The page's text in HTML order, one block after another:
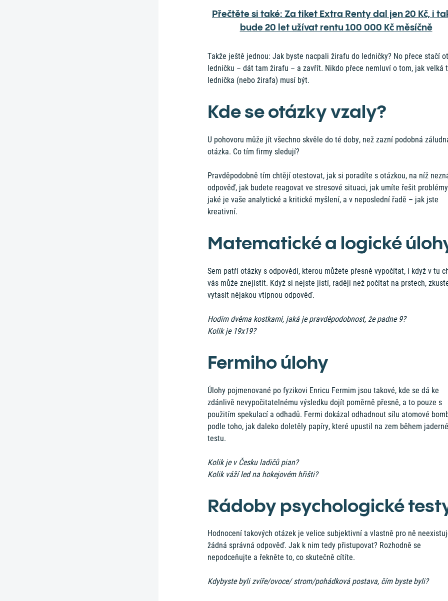
Přečtěte si také: Za tiket Extra Renty dal jen 20 Kč, i
bude 20 let užívat rentu 100 000 Kč měsíčně
Takže ještě jednou: Jak byste nacpali žirafu do ledničky? No přece stačí
ledničku – dát tam žirafu – a zavřít. Nikdo přece nemluví o tom, jak velká
lednička (nebo žirafa) musí být.
Kde se otázky vzaly?
U pohovoru může jít všechno skvěle do té doby, než zazní podobná
otázka. Co tím firmy sledují?
Pravděpodobně tím chtějí otestovat, jak si poradíte s otázkou, na níž
odpověď, jak budete reagovat ve stresové situaci, jak umíte řešit
jaké je vaše analytické a kritické myšlení, a v neposlední řadě – jak jste
kreativní.
Matematické a logické
Sem patří otázky s odpovědí, kterou můžete přesně vypočítat, i když v tu
vás může znejistit. Když si nejste jistí, raději než počítat na prstech,
vytasit nějakou vtipnou odpověď.
Hodím dvěma kostkami, jaká je pravděpodobnost, že padne 9?
Kolik je 19x19?
Fermiho úlohy
Úlohy pojmenované po fyzikovi Enricu Fermim jsou takové, kde se dá ke
zdánlivě nevypočitatelnému výsledku dojít poměrně přesně, a to pouze s
použitím spekulací a odhadů. Fermi dokázal odhadnout sílu atomové
podle toho, jak daleko doletěly papíry, které upustil na zem během
testu.
Kolik je v Česku ladičů pian?
Kolik váží led na hokejovém hřišti?
Rádoby psychologické
Hodnocení takových otázek je velice subjektivní a vlastně pro ně
žádná správná odpověď. Jak k nim tedy přistupovat? Rozhodně se
nepodceňujte a řekněte to, co skutečně cítíte.
Kdybyste byli zvíře/ovoce/ strom/pohádková postava, čím byste byli?